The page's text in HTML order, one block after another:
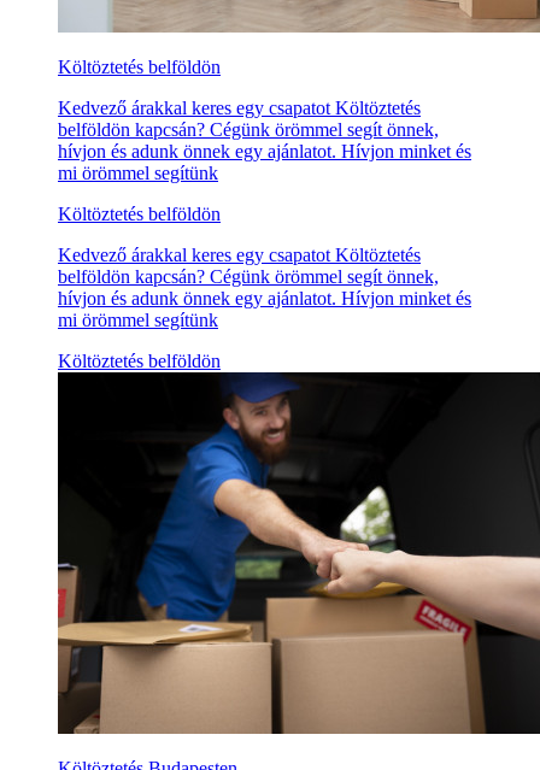
Költöztetés belföldön
Kedvező árakkal keres egy csapatot Költöztetés
belföldön kapcsán? Cégünk örömmel segít önnek,
hívjon és adunk önnek egy ajánlatot. Hívjon minket és
mi örömmel segítünk
Költöztetés belföldön
Kedvező árakkal keres egy csapatot Költöztetés
belföldön kapcsán? Cégünk örömmel segít önnek,
hívjon és adunk önnek egy ajánlatot. Hívjon minket és
mi örömmel segítünk
Költöztetés belföldön